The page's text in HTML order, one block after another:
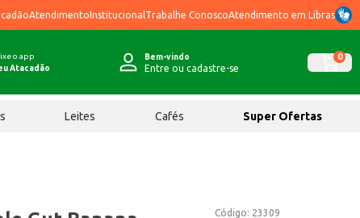
AtendimentoInstitucional Trabalhe ConoscoAtendimento em Libras
o app
Atacadão
Bem-vindo
Entre ou cadastre-se
0
Leites Cafés Super Ofertas
Código: 23309